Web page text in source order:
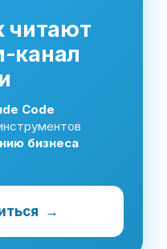
читают
канал
Code
бизнеса
→